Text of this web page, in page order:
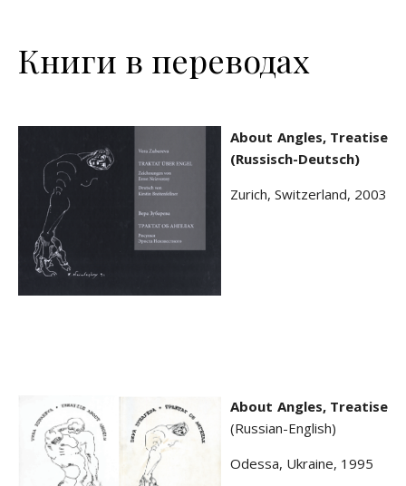
Книги в переводах
About Angles, Treatise
(Russisch-Deutsch)
Zurich, Switzerland, 2003
About Angles, Treatise
(Russian-English)
Odessa, Ukraine, 1995